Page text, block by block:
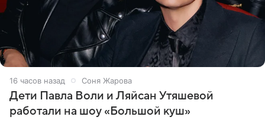
16 часов назад Соня Жарова
Дети Павла Воли и Ляйсан Утяшевой
работали на шоу «Большой куш»